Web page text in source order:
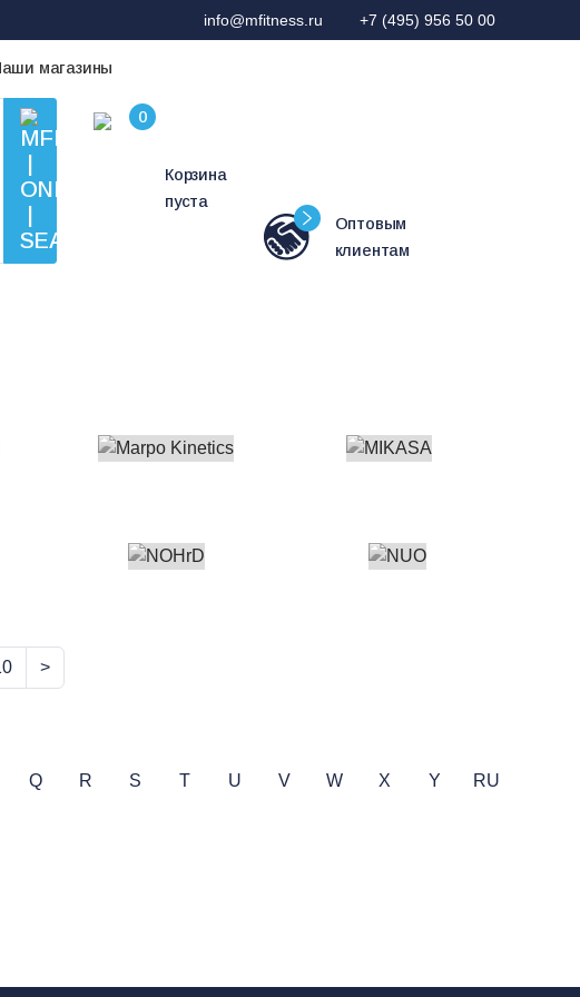
info@mfitness.ru +7 (495) 956 50 00
магазины
Корзина
пуста
Оптовым
клиентам
>
Q R S T U V W X Y RU